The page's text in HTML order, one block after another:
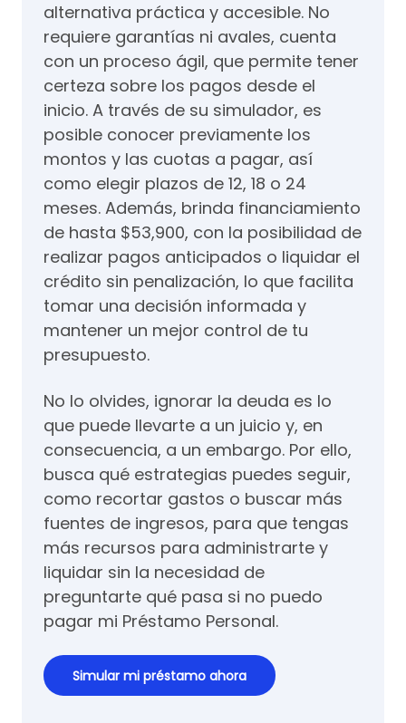
alternativa práctica y accesible. No
requiere garantías ni avales, cuenta
con un proceso ágil, que permite tener
certeza sobre los pagos desde el
inicio. A través de su simulador, es
posible conocer previamente los
montos y las cuotas a pagar, así
como elegir plazos de 12, 18 o 24
meses. Además, brinda financiamiento
de hasta $53,900, con la posibilidad de
realizar pagos anticipados o liquidar el
crédito sin penalización, lo que facilita
tomar una decisión informada y
mantener un mejor control de tu
presupuesto.
No lo olvides, ignorar la deuda es lo
que puede llevarte a un juicio y, en
consecuencia, a un embargo. Por ello,
busca qué estrategias puedes seguir,
como recortar gastos o buscar más
fuentes de ingresos, para que tengas
más recursos para administrarte y
liquidar sin la necesidad de
preguntarte qué pasa si no puedo
pagar mi Préstamo Personal.
Simular mi préstamo ahora